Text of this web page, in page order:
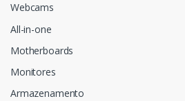
Webcams
All-in-one
Motherboards
Monitores
Armazenamento